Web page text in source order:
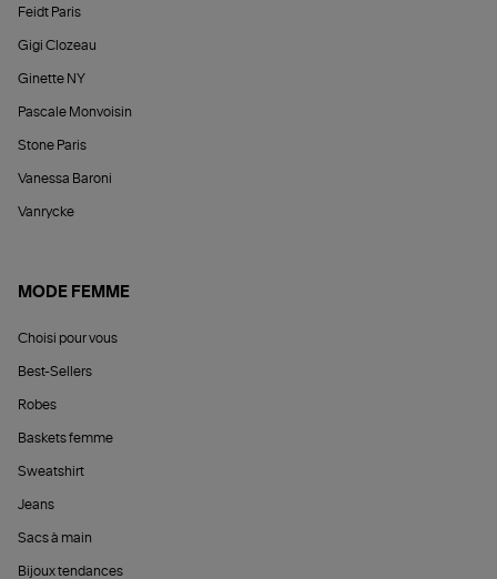
Feidt Paris
Gigi Clozeau
Ginette NY
Pascale Monvoisin
Stone Paris
Vanessa Baroni
Vanrycke
MODE FEMME
Choisi pour vous
Best-Sellers
Robes
Baskets femme
Sweatshirt
Jeans
Sacs à main
Bijoux tendances